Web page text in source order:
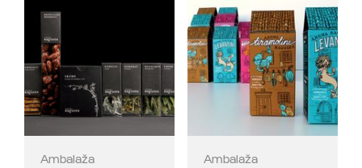
Ambalaža Ambalaža